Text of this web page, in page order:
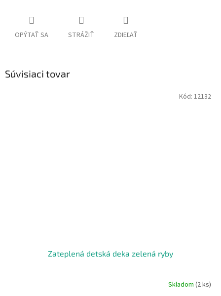
OPÝTAŤ SA STRÁŽIŤ ZDIEĽAŤ
Súvisiaci tovar
Zateplená detská deka zelená ryby
Skladom (2 ks)
Kód: 12132